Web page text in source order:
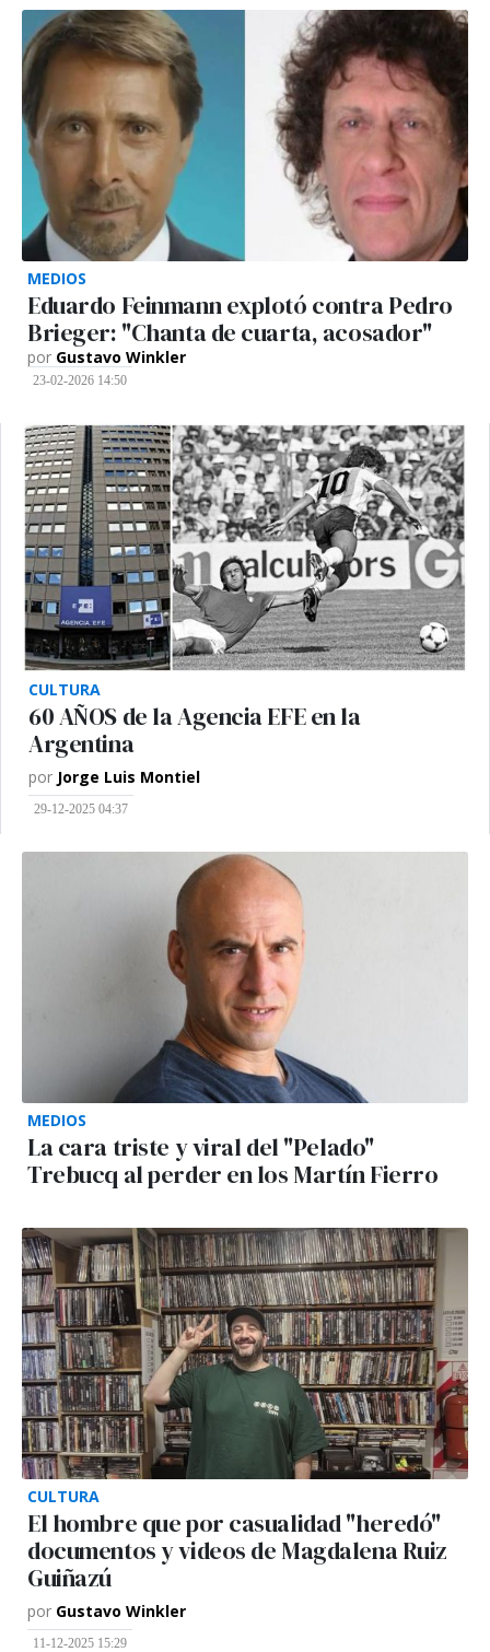
MEDIOS
Eduardo Feinmann explotó contra Pedro
Brieger: "Chanta de cuarta, acosador"
por Gustavo Winkler
23-02-2026 14:50
CULTURA
60 AÑOS de la Agencia EFE en la
Argentina
por Jorge Luis Montiel
29-12-2025 04:37
MEDIOS
La cara triste y viral del "Pelado"
Trebucq al perder en los Martín Fierro
CULTURA
El hombre que por casualidad "heredó"
documentos y videos de Magdalena Ruiz
Guiñazú
por Gustavo Winkler
11-12-2025 15:29